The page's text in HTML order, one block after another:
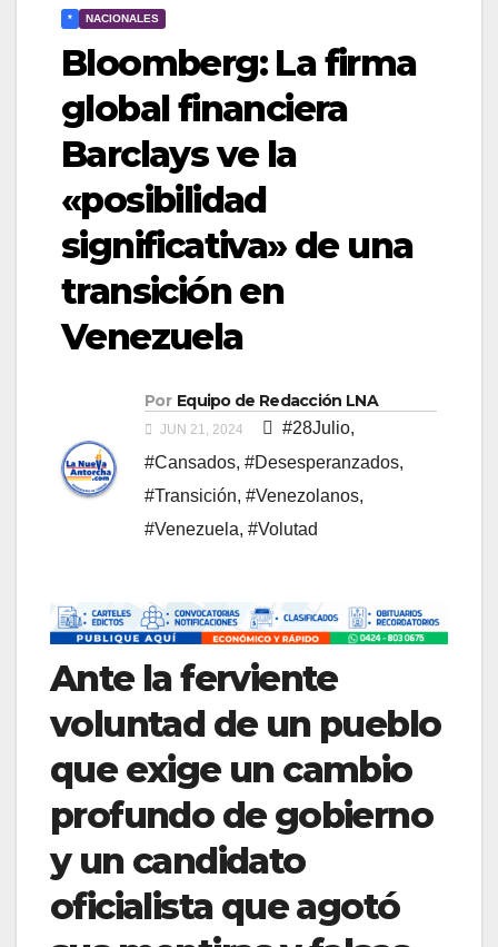
* NACIONALES
Bloomberg: La firma
global financiera
Barclays ve la
«posibilidad
significativa» de una
transición en
Venezuela
Por Equipo de Redacción LNA
JUN 21, 2024 #28Julio,
#Cansados, #Desesperanzados,
#Transición, #Venezolanos,
#Venezuela, #Volutad
Ante la ferviente
voluntad de un pueblo
que exige un cambio
profundo de gobierno
y un candidato
oficialista que agotó